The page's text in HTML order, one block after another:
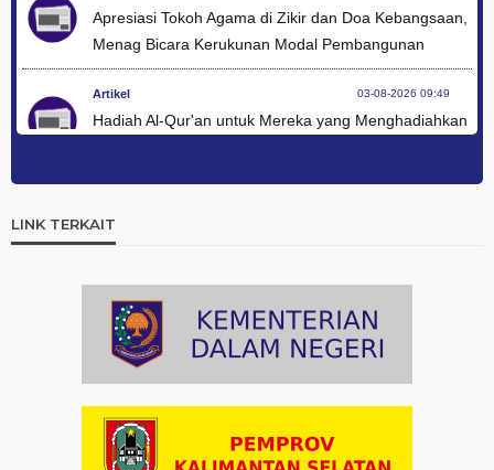
Apresiasi Tokoh Agama di Zikir dan Doa Kebangsaan,
Menag Bicara Kerukunan Modal Pembangunan
Artikel 03-08-2026 09:49
Hadiah Al-Qur'an untuk Mereka yang Menghadiahkan
Ini Teks Lengkap Doa Kebangsaan Umat Kristen
Protestan di Monas
Artikel
Paduan Suara yang Menyatukan Harapan untuk
Indonesia
Dalam Zikir dan Doa Kebangsaan, Tio Menemukan
Makna Keberagaman
LINK TERKAIT